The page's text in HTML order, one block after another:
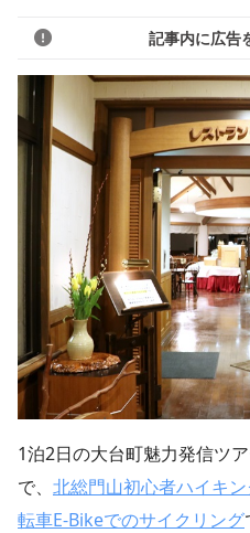
記事内に広告
1泊2日の大台町魅力発信ツ
で、 北総門山初心者ハイキ
転車E-Bikeでのサイクリング